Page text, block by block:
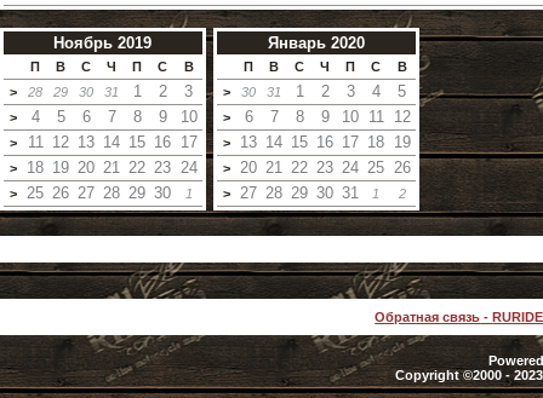
Ноябрь 2019
П В С Ч П С
В
>
28 29 30 31 1 2 3
> 4 5 6 7 8 9 10
> 11 12 13 14 15 16 17
> 18 19 20 21 22 23 24
> 25 26 27 28 29 30 1
Январь 2020
П В С Ч П С
В
>
30 31 1 2 3 4 5
> 6 7 8 9 10 11 12
> 13 14 15 16 17 18 19
> 20 21 22 23 24 25 26
> 27 28 29 30 31 1 2
Обратная связь -
Copyright ©2000 -